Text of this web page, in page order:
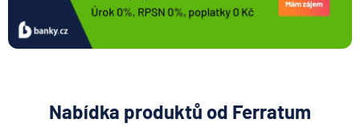
Nabídka produktů od Ferratum